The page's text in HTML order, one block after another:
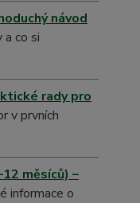
návod
co si
rady pro
v prvních
měsíců) –
informace o